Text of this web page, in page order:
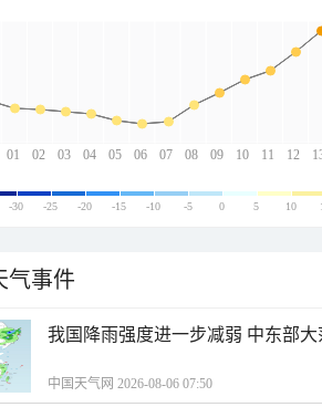
01 02 03 04 05 06 07 08 09 10 11 12
-30 -25 -20 -15 -10 -5 0 5 10
气事件
我国降雨强度进一步减弱 中东部
中国天气网 2026-08-06 07:50